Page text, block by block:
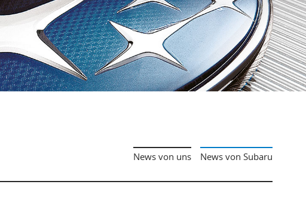
News von Subaru
News von uns